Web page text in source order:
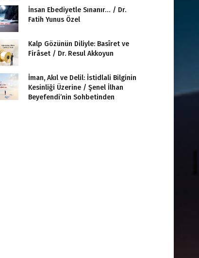
İnsan Ebediyetle Sınanır… / Dr.
Fatih Yunus Özel
Kalp Gözünün Diliyle: Basîret ve
Firâset / Dr. Resul Akkoyun
İman, Akıl ve Delil: İstidlali Bilginin
Kesinliği Üzerine / Şenel İlhan
Beyefendi’nin Sohbetinden